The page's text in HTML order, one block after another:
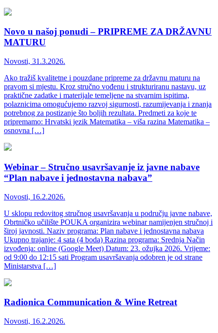
Novo u našoj ponudi – PRIPREME ZA DRŽAVNU
MATURU
Novosti, 31.3.2026.
Ako tražiš kvalitetne i pouzdane pripreme za državnu maturu na
pravom si mjestu. Kroz stručno vođenu i strukturiranu nastavu, uz
praktične zadatke i materijale temeljene na stvarnim ispitima,
polaznicima omogućujemo razvoj sigurnosti, razumijevanja i znanja
potrebnog za postizanje što boljih rezultata. Predmeti za koje te
pripremamo: Hrvatski jezik Matematika – viša razina Matematika –
osnovna […]
Webinar – Stručno usavršavanje iz javne nabave
“Plan nabave i jednostavna nabava”
Novosti, 16.2.2026.
U sklopu redovitog stručnog usavršavanja u području javne nabave,
Obrtničko učilište POUKA organizira webinar namijenjen stručnoj i
široj javnosti. Naziv programa: Plan nabave i jednostavna nabava
Ukupno trajanje: 4 sata (4 boda) Razina programa: Srednja Način
izvođenja: online (Google Meet) Datum: 23. ožujka 2026. Vrijeme:
od 9:00 do 12:15 sati Program usavršavanja odobren je od strane
Ministarstva […]
Radionica Communication & Wine Retreat
Novosti, 16.2.2026.